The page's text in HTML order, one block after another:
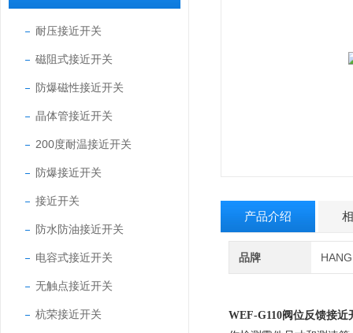
耐压接近开关
磁阻式接近开关
防爆磁性接近开关
晶体管接近开关
200度耐温接近开关
防爆接近开关
接近开关
防水防油接近开关
电容式接近开关
无触点接近开关
杭荣接近开关
产品介绍
品牌
WEF-G110阀位反馈接近